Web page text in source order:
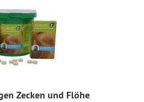
Zecken und Flöhe